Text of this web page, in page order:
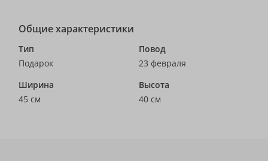
Общие характеристики
Тип
Подарок
Повод
23 февраля
Ширина
45 см
Высота
40 см